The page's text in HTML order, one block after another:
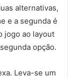
alternativas,
e a segunda é
jogo ao layout
opção.
Leva-se um